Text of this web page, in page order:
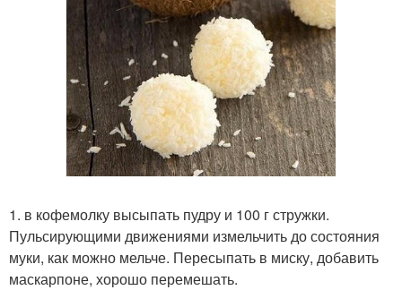
1. в кофемолку высыпать пудру и 100 г стружки.
Пульсирующими движениями измельчить до состояния
муки, как можно мельче. Пересыпать в миску, добавить
маскарпоне, хорошо перемешать.